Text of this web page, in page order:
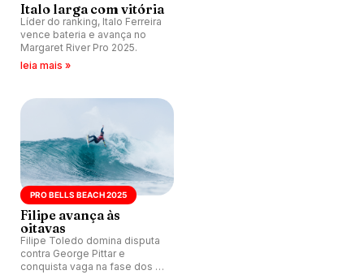
Italo larga com vitória
Líder do ranking, Italo Ferreira
vence bateria e avança no
Margaret River Pro 2025.
leia mais »
PRO BELLS BEACH 2025
Filipe avança às
oitavas
Filipe Toledo domina disputa
contra George Pittar e
conquista vaga na fase dos 16